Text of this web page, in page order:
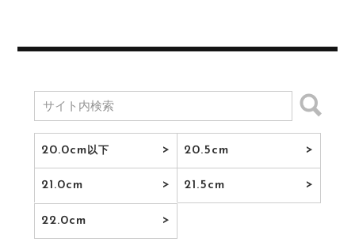
20.0cm以下 20.5cm
21.0cm 21.5cm
22.0cm